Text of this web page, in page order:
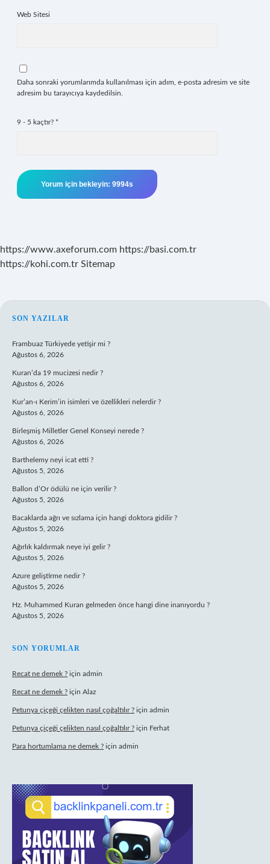
Web Sitesi
Daha sonraki yorumlarımda kullanılması için adım, e-posta adresim ve site
adresim bu tarayıcıya kaydedilsin.
9 - 5 kaçtır? *
https://www.axeforum.com https://basi.com.tr
https://kohi.com.tr Sitemap
SIDEBAR
SON YAZILAR
Frambuaz Türkiyede yetişir mi ?
Ağustos 6, 2026
Kuran’da 19 mucizesi nedir ?
Ağustos 6, 2026
Kur’an-ı Kerim’in isimleri ve özellikleri nelerdir ?
Ağustos 6, 2026
Birleşmiş Milletler Genel Konseyi nerede ?
Ağustos 6, 2026
Barthelemy neyi icat etti ?
Ağustos 5, 2026
Ballon d’Or ödülü ne için verilir ?
Ağustos 5, 2026
Bacaklarda ağrı ve sızlama için hangi doktora gidilir ?
Ağustos 5, 2026
Ağırlık kaldırmak neye iyi gelir ?
Ağustos 5, 2026
Azure geliştirme nedir ?
Ağustos 5, 2026
Hz. Muhammed Kuran gelmeden önce hangi dine inanıyordu ?
Ağustos 5, 2026
SON YORUMLAR
Recat ne demek ? için admin
Recat ne demek ? için Alaz
Petunya çiçeği çelikten nasıl çoğaltılır ? için admin
Petunya çiçeği çelikten nasıl çoğaltılır ? için Ferhat
Para hortumlama ne demek ? için admin